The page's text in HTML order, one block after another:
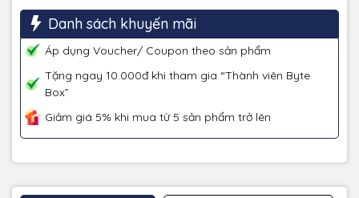
Danh sách khuyến mãi
Áp dụng Voucher/ Coupon theo sản phẩm
Tặng ngay 10.000đ khi tham gia “Thành viên Byte
Box”
Giảm giá 5% khi mua từ 5 sản phẩm trở lên